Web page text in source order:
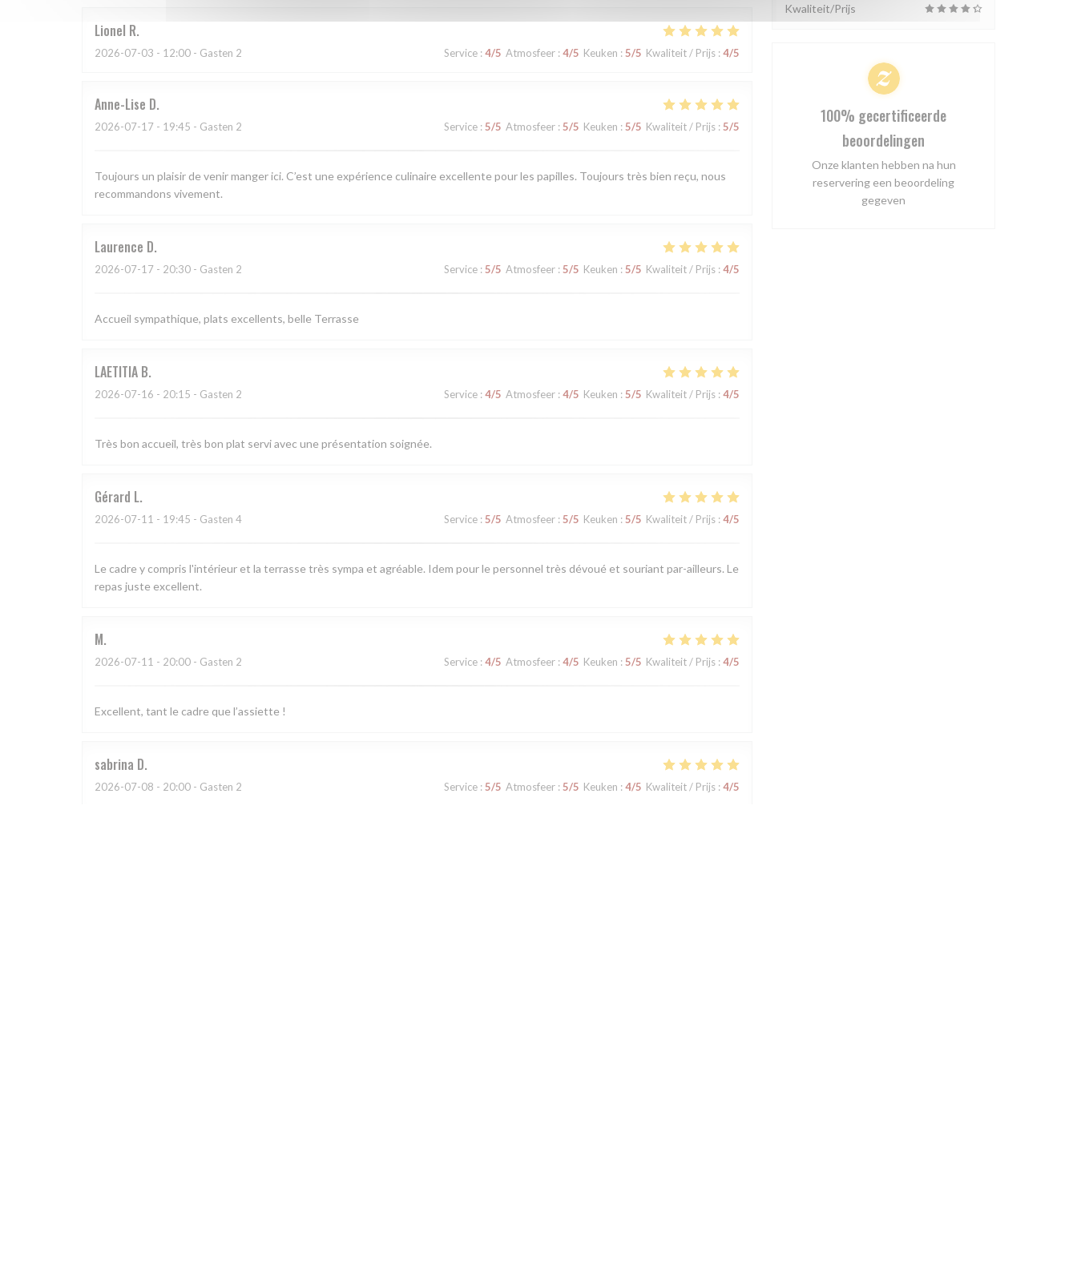
Lionel R
2026-07-03 - 12:00 - Gasten 2 Service : 4/5 Atmosfeer : 4/5 Keuken : 5/5 Kwaliteit / Prijs : 4/5
Anne-Lise D
2026-07-17 - 19:45 - Gasten 2 Service : 5/5 Atmosfeer : 5/5 Keuken : 5/5 Kwaliteit / Prijs : 5/5
Toujours un plaisir de venir manger ici. C’est une expérience culinaire excellente pour les papilles. Toujours très bien reçu, nous
recommandons vivement.
Laurence D
2026-07-17 - 20:30 - Gasten 2 Service : 5/5 Atmosfeer : 5/5 Keuken : 5/5 Kwaliteit / Prijs : 4/5
Accueil sympathique, plats excellents, belle Terrasse
LAETITIA B
2026-07-16 - 20:15 - Gasten 2 Service : 4/5 Atmosfeer : 4/5 Keuken : 5/5 Kwaliteit / Prijs : 4/5
Très bon accueil, très bon plat servi avec une présentation soignée.
Gérard L
2026-07-11 - 19:45 - Gasten 4 Service : 5/5 Atmosfeer : 5/5 Keuken : 5/5 Kwaliteit / Prijs : 4/5
Le cadre y compris l'intérieur et la terrasse très sympa et agréable. Idem pour le personnel très dévoué et souriant par-ailleurs. Le
repas juste excellent.
M
2026-07-11 - 20:00 - Gasten 2 Service : 4/5 Atmosfeer : 4/5 Keuken : 5/5 Kwaliteit / Prijs : 4/5
Excellent, tant le cadre que l’assiette !
sabrina D
2026-07-08 - 20:00 - Gasten 2 Service : 5/5 Atmosfeer : 5/5 Keuken : 4/5 Kwaliteit / Prijs : 4/5
Kwaliteit/Prijs
100% gecertificeerde
beoordelingen
Onze klanten hebben na hun
reservering een beoordeling
gegeven